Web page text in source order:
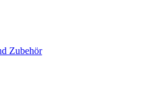
Zubehör